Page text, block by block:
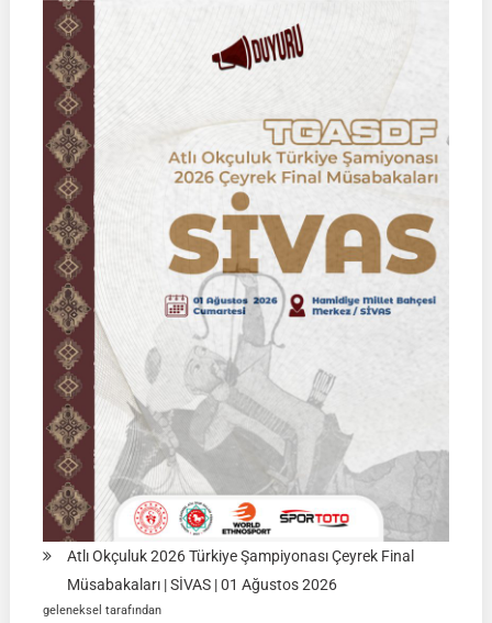
Federasyon
Müsabakası
02
Ağustos
2026
|
KÜTAHYA
|
İSİM
LİSTELERİ
Atlı Okçuluk 2026 Türkiye Şampiyonası Çeyrek Final
Müsabakaları | SİVAS | 01 Ağustos 2026
geleneksel tarafından